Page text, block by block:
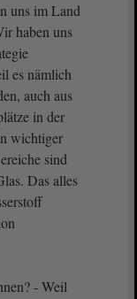
uns im Land
haben uns
es nämlich
auch aus
in der
wichtiger
sind
Das alles
- Weil